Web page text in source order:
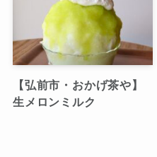
【弘前市・おかげ茶や】
生メロンミルク